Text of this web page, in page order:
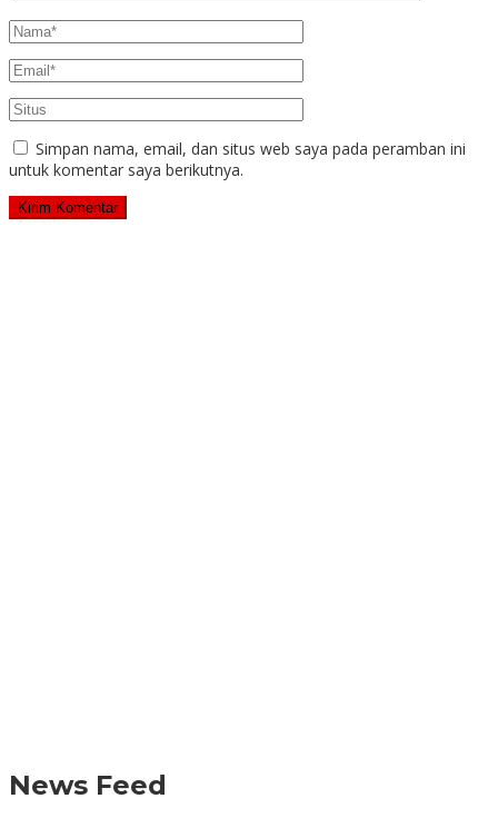
Simpan nama, email, dan situs web saya pada peramban ini
untuk komentar saya berikutnya.
News Feed